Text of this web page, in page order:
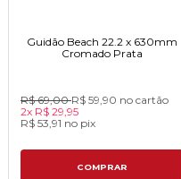
Guidão Beach 22.2 x 630mm
Cromado Prata
R$ 69,00R$ 59,90 no cartão
2x R$ 29,95
R$ 53,91 no pix
COMPRAR